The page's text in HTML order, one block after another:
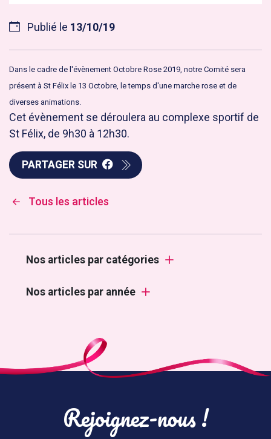
Publié le 13/10/19
Dans le cadre de l'évènement Octobre Rose 2019, notre Comité sera
présent à St Félix le 13 Octobre, le temps d'une marche rose et de
diverses animations.
Cet évènement se déroulera au complexe sportif de
St Félix, de 9h30 à 12h30.
PARTAGER SUR
Tous les articles
Nos articles par catégories
Nos articles par année
Rejoignez-nous !